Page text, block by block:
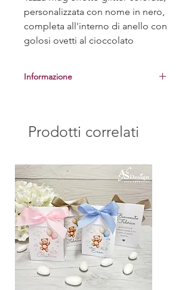
personalizzata con nome in nero,
completa all'interno di anello con
golosi ovetti al cioccolato
Informazione
foto del campione per la vostra
approvazione.
Prodotti correlati